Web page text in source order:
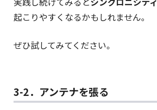
起こりやすくなるかもしれません。
ぜひ試してみてください。
3-2．アンテナを張る